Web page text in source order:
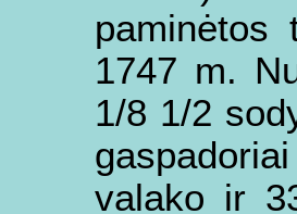
1747 m.
1/8 1/2
valako ir